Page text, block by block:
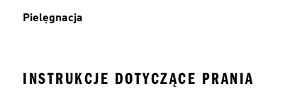
Pielęgnacja
INSTRUKCJE DOTYCZĄCE PRANIA